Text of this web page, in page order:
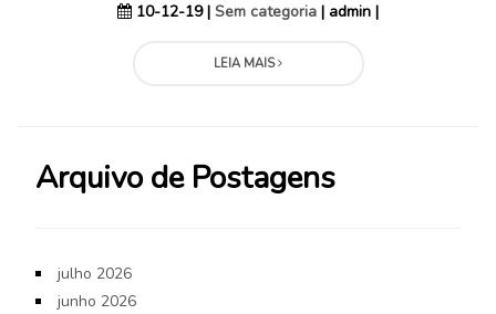
10-12-19 | Sem categoria | admin |
LEIA MAIS
Arquivo de Postagens
julho 2026
junho 2026